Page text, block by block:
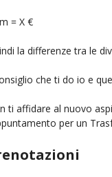
= X €
la differenze tra le
che ti do io e
ti affidare al nuovo
per un